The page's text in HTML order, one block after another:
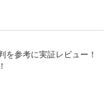
を参考に実証レビュー！